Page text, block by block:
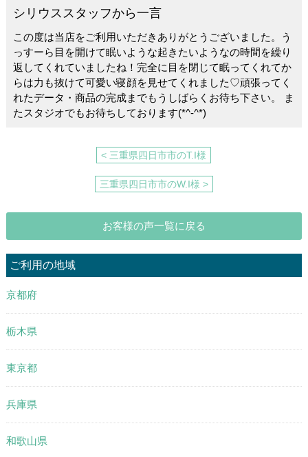
o
o
k
シリウススタッフから一言
この度は当店をご利用いただきありがとうございました。う
っすーら目を開けて眠いような起きたいようなの時間を繰り
返してくれていましたね！完全に目を閉じて眠ってくれてか
らは力も抜けて可愛い寝顔を見せてくれました♡頑張ってく
れたデータ・商品の完成までもうしばらくお待ち下さい。 ま
たスタジオでもお待ちしております(*^-^*)
< 三重県四日市市のT.I様
三重県四日市市のW.I様 >
お客様の声一覧に戻る
ご利用の地域
京都府
栃木県
東京都
兵庫県
和歌山県